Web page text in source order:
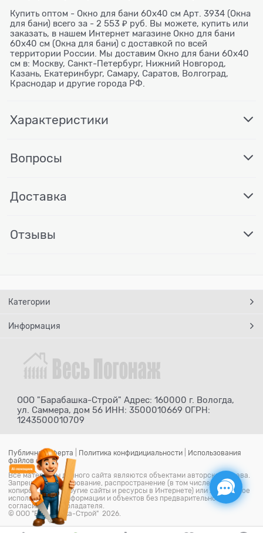
Купить оптом - Окно для бани 60х40 см Арт. 3934 (Окна
для бани) всего за - 2 553 ₽ руб. Вы можете, купить или
заказать, в нашем Интернет магазине Окно для бани
60х40 см (Окна для бани) с доставкой по всей
территории России. Мы доставим Окно для бани 60х40
см в: Москву, Санкт-Петербург, Нижний Новгород,
Казань, Екатеринбург, Самару, Саратов, Волгоград,
Краснодар и другие города РФ.
Характеристики
Вопросы
Доставка
Отзывы
Категории
Информация
ООО "Барабашка-Строй" Адрес: 160000 г. Вологда,
ул. Саммера, дом 56 ИНН: 3500010669 ОГРН:
1243500010709
Публичная оферта Политика конфидициальности
Использования
файлов cookie
Все материалы данного сайта являются объектами авторского права.
Запрещается копирование, распространение (в том числе путем
копирования на другие сайты и ресурсы в Интернете) или любое иное
использование информации и объектов без предварительного
согласия правообладателя.
© ООО "Барабашка-Строй" 2026.